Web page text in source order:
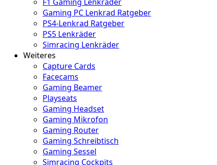
Gaming PC Lenkrad Ratgeber
PS4-Lenkrad Ratgeber
PS5 Lenkräder
Simracing Lenkräder
Weiteres
Capture Cards
Facecams
Gaming Beamer
Playseats
Gaming Headset
Gaming Mikrofon
Gaming Router
Gaming Schreibtisch
Gaming Sessel
Simracing Cockpits